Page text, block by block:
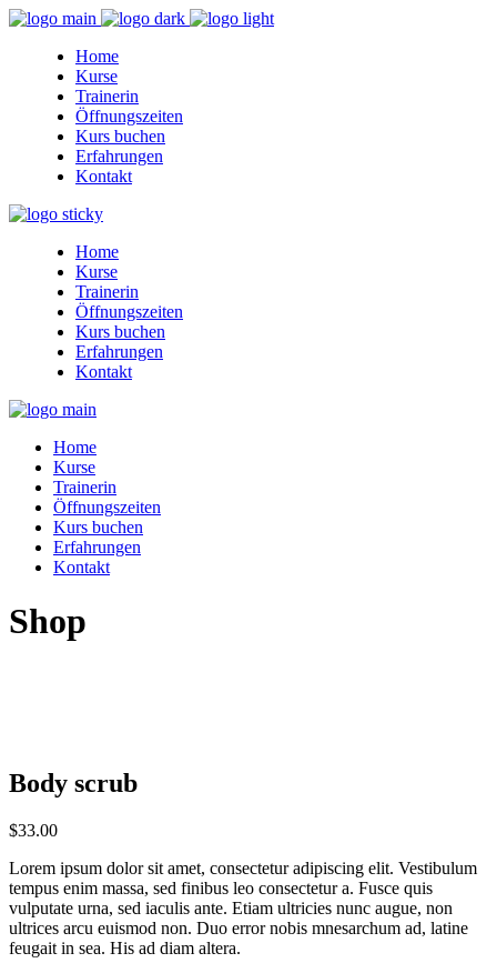
Home
Kurse
Trainerin
Öffnungszeiten
Kurs buchen
Erfahrungen
Kontakt
Home
Kurse
Trainerin
Öffnungszeiten
Kurs buchen
Erfahrungen
Kontakt
Home
Kurse
Trainerin
Öffnungszeiten
Kurs buchen
Erfahrungen
Kontakt
Shop
Body scrub
$33.00
Lorem ipsum dolor sit amet, consectetur adipiscing elit. Vestibulum
tempus enim massa, sed finibus leo consectetur a. Fusce quis
vulputate urna, sed iaculis ante. Etiam ultricies nunc augue, non
ultrices arcu euismod non. Duo error nobis mnesarchum ad, latine
feugait in sea. His ad diam altera.